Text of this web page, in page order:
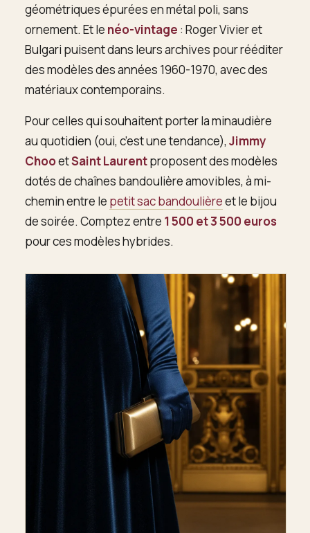
géométriques épurées en métal poli, sans
ornement. Et le néo-vintage : Roger Vivier et
Bulgari puisent dans leurs archives pour rééditer
des modèles des années 1960-1970, avec des
matériaux contemporains.
Pour celles qui souhaitent porter la minaudière
au quotidien (oui, c’est une tendance), Jimmy
ChooetSaint Laurentproposent des modèles
dotés de chaînes bandoulière amovibles, à mi-
chemin entre le petit sac bandoulièreet le bijou
de soirée. Comptez entre 1 500 et 3 500 euros
pour ces modèles hybrides.